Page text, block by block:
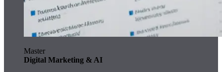
Master
Digital Marketing & AI